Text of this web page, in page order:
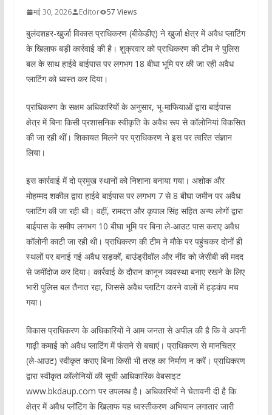
मई 30, 2026 Editor 57 Views
बुलंदशहर-खुर्जा विकास प्राधिकरण (बीकेडीए) ने खुर्जा क्षेत्र में अवैध प्लाटिंग
के खिलाफ बड़ी कार्रवाई की है। शुक्रवार को प्राधिकरण की टीम ने पुलिस
बल के साथ हाईवे बाईपास पर लगभग 18 बीघा भूमि पर की जा रही अवैध
प्लाटिंग को ध्वस्त कर दिया।
प्राधिकरण के सक्षम अधिकारियों के अनुसार, भू-माफियाओं द्वारा बाईपास
क्षेत्र में बिना किसी प्रशासनिक स्वीकृति के अवैध रूप से कॉलोनियां विकसित
की जा रही थीं। शिकायत मिलने पर प्राधिकरण ने इस पर त्वरित संज्ञान
लिया।
इस कार्रवाई में दो प्रमुख स्थानों को निशाना बनाया गया। अशोक और
मोहम्मद शकील द्वारा हाईवे बाईपास पर लगभग 7 से 8 बीघा जमीन पर अवैध
प्लाटिंग की जा रही थी। वहीं, रामदत्त और कृपाल सिंह सहित अन्य लोगों द्वारा
बाईपास के समीप लगभग 10 बीघा भूमि पर बिना ले-आउट पास कराए अवैध
कॉलोनी काटी जा रही थी। प्राधिकरण की टीम ने मौके पर पहुंचकर दोनों ही
स्थलों पर बनाई गई अवैध सड़कों, बाउंड्रीवॉल और नींव को जेसीबी की मदद
से जमींदोज कर दिया। कार्रवाई के दौरान कानून व्यवस्था बनाए रखने के लिए
भारी पुलिस बल तैनात रहा, जिससे अवैध प्लाटिंग करने वालों में हड़कंप मच
गया।
विकास प्राधिकरण के अधिकारियों ने आम जनता से अपील की है कि वे अपनी
गाढ़ी कमाई को अवैध प्लाटिंग में फंसने से बचाएं। प्राधिकरण से मानचित्र
(ले-आउट) स्वीकृत कराए बिना किसी भी तरह का निर्माण न करें। प्राधिकरण
द्वारा स्वीकृत कॉलोनियों की सूची आधिकारिक वेबसाइट
www.bkdaup.com पर उपलब्ध है। अधिकारियों ने चेतावनी दी है कि
क्षेत्र में अवैध प्लॉटिंग के खिलाफ यह ध्वस्तीकरण अभियान लगातार जारी